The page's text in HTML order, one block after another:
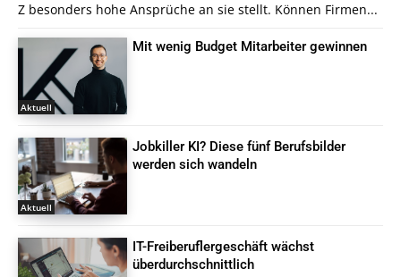
Z besonders hohe Ansprüche an sie stellt. Können Firmen...
Aktuell
Mit wenig Budget Mitarbeiter gewinnen
Aktuell
Jobkiller KI? Diese fünf Berufsbilder
werden sich wandeln
IT-Freiberuflergeschäft wächst
überdurchschnittlich